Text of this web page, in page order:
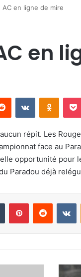
AC en ligne de mire
en
Reddit VKontakte
répit. Les
face au
opportunité pour
Paradou déjà
Tumblr PinterestReddit
Chetti